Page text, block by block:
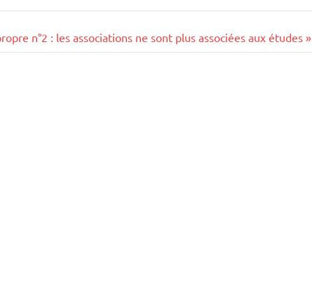
n°2 : les associations ne sont plus associées aux études »